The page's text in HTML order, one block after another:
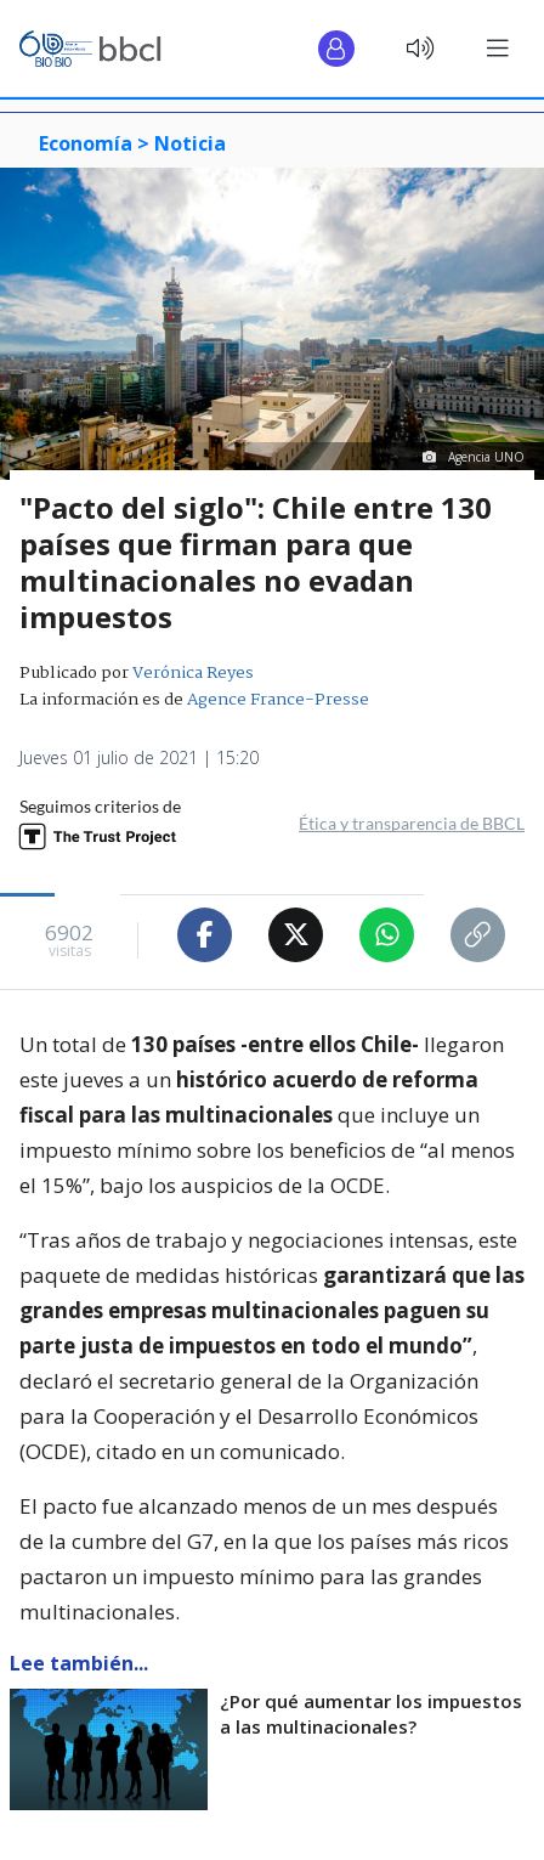
Economía > Noticia
Agencia UNO
"Pacto del siglo": Chile entre 130
países que firman para que
multinacionales no evadan
impuestos
Publicado porVerónica Reyes
La información es deAgence France-Presse
Jueves 01 julio de 2021 | 15:20
Seguimos criterios de
Ética y transparencia de BBCL
6902
visitas
Un total de130 países -entre ellos Chile- llegaron
este jueves a un histórico acuerdo de reforma
fiscal para las multinacionalesque incluye un
impuesto mínimo sobre los beneficios de “al menos
el 15%”, bajo los auspicios de la OCDE.
“Tras años de trabajo y negociaciones intensas, este
paquete de medidas históricas garantizará que las
grandes empresas multinacionales paguen su
parte justa de impuestos en todo el mundo”,
declaró el secretario general de la Organización
para la Cooperación y el Desarrollo Económicos
(OCDE), citado en un comunicado.
El pacto fue alcanzado menos de un mes después
de la cumbre del G7, en la que los países más ricos
pactaron un impuesto mínimo para las grandes
multinacionales.
Lee también...
¿Por qué aumentar los impuestos
a las multinacionales?